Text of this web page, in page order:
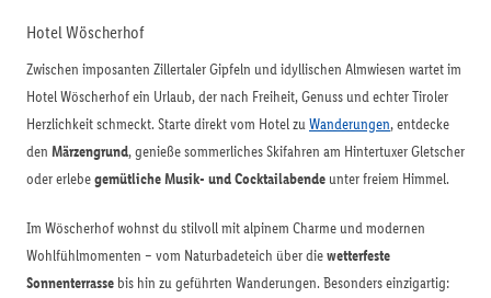
Hotel Wöscherhof
Zwischen imposanten Zillertaler Gipfeln und idyllischen Almwiesen wartet im
Hotel Wöscherhof ein Urlaub, der nach Freiheit, Genuss und echter Tiroler
Herzlichkeit schmeckt. Starte direkt vom Hotel zuWanderungen, entdecke
den Märzengrund, genieße sommerliches Skifahren am Hintertuxer Gletscher
oder erlebegemütliche Musik- und Cocktailabende unter freiem Himmel.
Im Wöscherhof wohnst du stilvoll mit alpinem Charme und modernen
Wohlfühlmomenten – vom Naturbadeteich über diewetterfeste
Sonnenterrasse bis hin zu geführten Wanderungen. Besonders einzigartig: